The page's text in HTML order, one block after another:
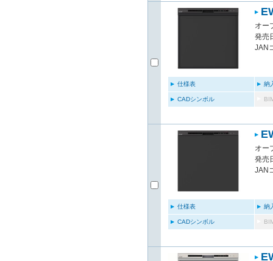
オー
発売
JAN
仕様表 納
CADシンボル
オー
発売
JAN
仕様表 納
CADシンボル